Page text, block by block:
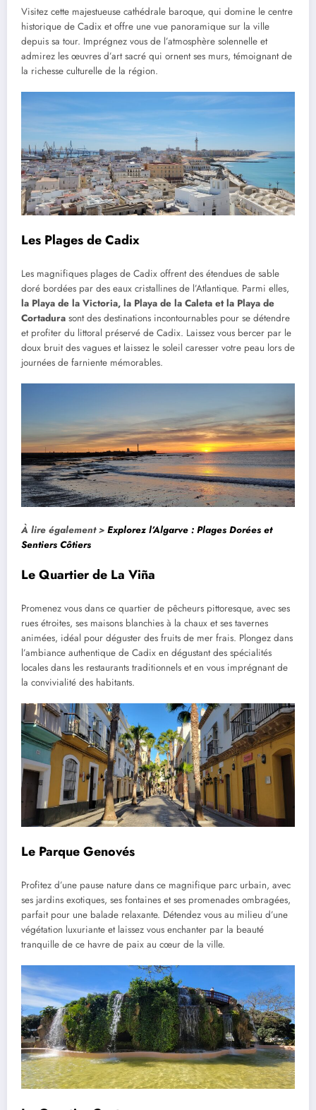
Visitez cette majestueuse cathédrale baroque, qui domine le centre
historique de Cadix et offre une vue panoramique sur la ville
depuis sa tour. Imprégnez vous de l’atmosphère solennelle et
admirez les œuvres d’art sacré qui ornent ses murs, témoignant de
la richesse culturelle de la région.
Les Plages de Cadix
Les magnifiques plages de Cadix offrent des étendues de sable
doré bordées par des eaux cristallines de l’Atlantique. Parmi elles,
la Playa de la Victoria, la Playa de la Caleta et la Playa de
Cortadura sont des destinations incontournables pour se détendre
et profiter du littoral préservé de Cadix. Laissez vous bercer par le
doux bruit des vagues et laissez le soleil caresser votre peau lors de
journées de farniente mémorables.
À lire également > Explorez l’Algarve : Plages Dorées et
Sentiers Côtiers
Le Quartier de La Viña
Promenez vous dans ce quartier de pêcheurs pittoresque, avec ses
rues étroites, ses maisons blanchies à la chaux et ses tavernes
animées, idéal pour déguster des fruits de mer frais. Plongez dans
l’ambiance authentique de Cadix en dégustant des spécialités
locales dans les restaurants traditionnels et en vous imprégnant de
la convivialité des habitants.
Le Parque Genovés
Profitez d’une pause nature dans ce magnifique parc urbain, avec
ses jardins exotiques, ses fontaines et ses promenades ombragées,
parfait pour une balade relaxante. Détendez vous au milieu d’une
végétation luxuriante et laissez vous enchanter par la beauté
tranquille de ce havre de paix au cœur de la ville.